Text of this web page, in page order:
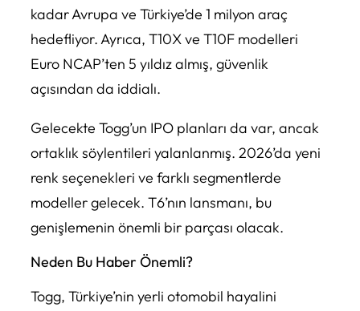
kadar Avrupa ve Türkiye’de 1 milyon araç
hedefliyor. Ayrıca, T10X ve T10F modelleri
Euro NCAP’ten 5 yıldız almış, güvenlik
açısından da iddialı.
Gelecekte Togg’un IPO planları da var, ancak
ortaklık söylentileri yalanlanmış. 2026’da yeni
renk seçenekleri ve farklı segmentlerde
modeller gelecek. T6’nın lansmanı, bu
genişlemenin önemli bir parçası olacak.
Neden Bu Haber Önemli?
Togg, Türkiye’nin yerli otomobil hayalini